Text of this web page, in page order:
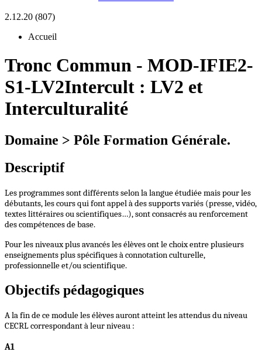
2.12.20 (807)
Accueil
Tronc Commun - MOD-IFIE2-
S1-LV2Intercult : LV2 et
Interculturalité
Domaine > Pôle Formation Générale.
Descriptif
Les programmes sont différents selon la langue étudiée mais pour les
débutants, les cours qui font appel à des supports variés (presse, vidéo,
textes littéraires ou scientifiques…), sont consacrés au renforcement
des compétences de base.
Pour les niveaux plus avancés les élèves ont le choix entre plusieurs
enseignements plus spécifiques à connotation culturelle,
professionnelle et/ou scientifique.
Objectifs pédagogiques
A la fin de ce module les élèvesaurontatteint les attendus du niveau
CECRLcorrespondant à leur niveau :
A1